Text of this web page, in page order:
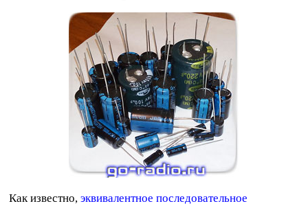
Как известно,эквивалентное последовательное